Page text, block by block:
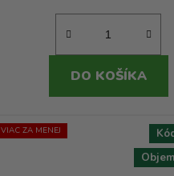
DO KOŠÍKA
VIAC ZA MENEJ